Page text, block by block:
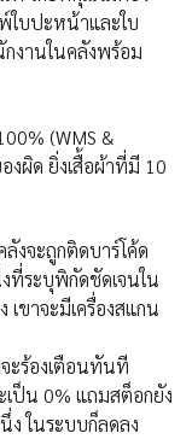
ใบปะหน้าและใบ
งานในคลังพร้อม
(WMS &
งผิด ยิ่งเสื้อผ้าที่มี 10
งจะถูกติดบาร์โค้ด
ที่ระบุพิกัดชัดเจนใน
ขาจะมีเครื่องสแกน
ะร้องเตือนทันที
เป็น 0% แถมสต็อกยัง
ในระบบก็ลดลง